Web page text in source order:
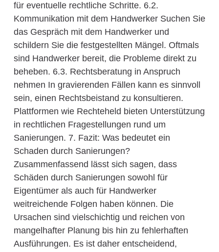
für eventuelle rechtliche Schritte. 6.2.
Kommunikation mit dem Handwerker Suchen Sie
das Gespräch mit dem Handwerker und
schildern Sie die festgestellten Mängel. Oftmals
sind Handwerker bereit, die Probleme direkt zu
beheben. 6.3. Rechtsberatung in Anspruch
nehmen In gravierenden Fällen kann es sinnvoll
sein, einen Rechtsbeistand zu konsultieren.
Plattformen wie Rechteheld bieten Unterstützung
in rechtlichen Fragestellungen rund um
Sanierungen. 7. Fazit: Was bedeutet ein
Schaden durch Sanierungen?
Zusammenfassend lässt sich sagen, dass
Schäden durch Sanierungen sowohl für
Eigentümer als auch für Handwerker
weitreichende Folgen haben können. Die
Ursachen sind vielschichtig und reichen von
mangelhafter Planung bis hin zu fehlerhaften
Ausführungen. Es ist daher entscheidend,